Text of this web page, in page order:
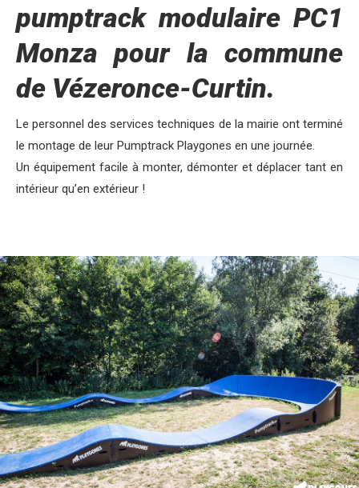
pumptrack modulaire PC1
Monza pour la commune
de Vézeronce-Curtin.
Le personnel des services techniques de la mairie ont terminé
le montage de leur Pumptrack Playgones en une journée.
Un équipement facile à monter, démonter et déplacer tant en
intérieur qu’en extérieur !